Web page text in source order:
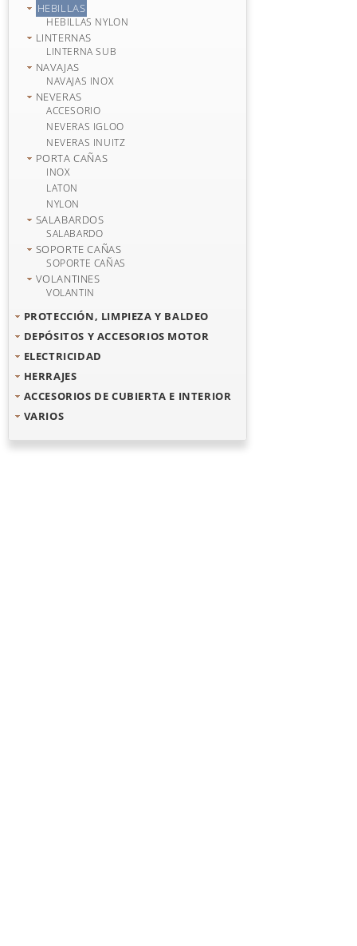
HEBILLAS
HEBILLAS NYLON
LINTERNAS
LINTERNA SUB
NAVAJAS
NAVAJAS INOX
NEVERAS
ACCESORIO
NEVERAS IGLOO
NEVERAS INUITZ
PORTA CAÑAS
INOX
LATON
NYLON
SALABARDOS
SALABARDO
SOPORTE CAÑAS
SOPORTE CAÑAS
VOLANTINES
VOLANTIN
PROTECCIÓN, LIMPIEZA Y BALDEO
DEPÓSITOS Y ACCESORIOS MOTOR
ELECTRICIDAD
HERRAJES
ACCESORIOS DE CUBIERTA E INTERIOR
VARIOS